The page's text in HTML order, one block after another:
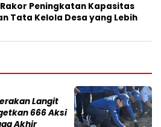
Peningkatan Kapasitas
Tata Kelola Desa yang Lebih
Langit
666 Aksi
Akhir